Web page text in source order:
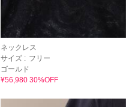
ネックレス
サイズ : フリー
ゴールド
¥56,980 30%OFF